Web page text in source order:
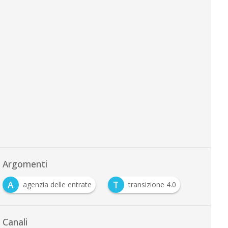
Argomenti
A
agenzia delle entrate T transizione 4.0
Canali